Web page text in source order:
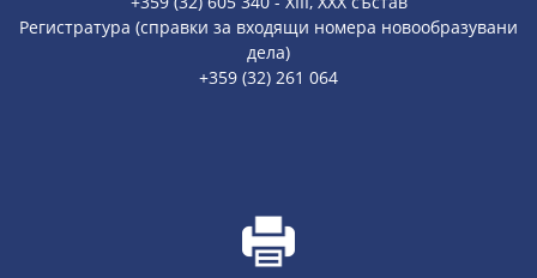
Регистратура (справки за входящи номера новообразувани
дела)
+359 (32) 261 064